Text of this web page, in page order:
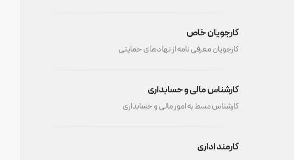
کارجویان خاص
کارجویان معرفی نامه از نهادهای حمایتی
کارشناس مالی و حسابداری
کارشناس مسط به امور مالی و حسابداری
کارمند اداری